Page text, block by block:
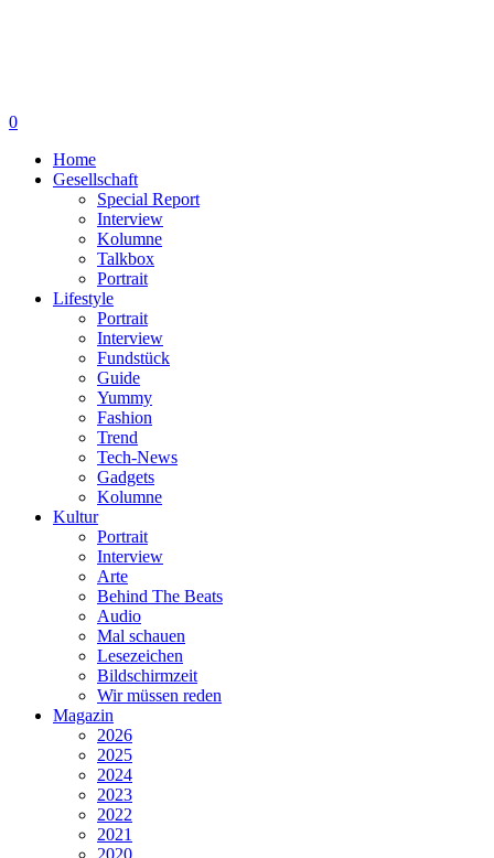
0
Home
Gesellschaft
Special Report
Interview
Kolumne
Talkbox
Portrait
Lifestyle
Portrait
Interview
Fundstück
Guide
Yummy
Fashion
Trend
Tech-News
Gadgets
Kolumne
Kultur
Portrait
Interview
Arte
Behind The Beats
Audio
Mal schauen
Lesezeichen
Bildschirmzeit
Wir müssen reden
Magazin
2026
2025
2024
2023
2022
2021
2020